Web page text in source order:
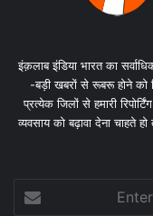
इंक़लाब इंडिया भारत का
-बड़ी खबरों से रूबरू होने
प्रत्येक जिलों से हमारी
व्यवसाय को बढ़ावा देना चाहते
your